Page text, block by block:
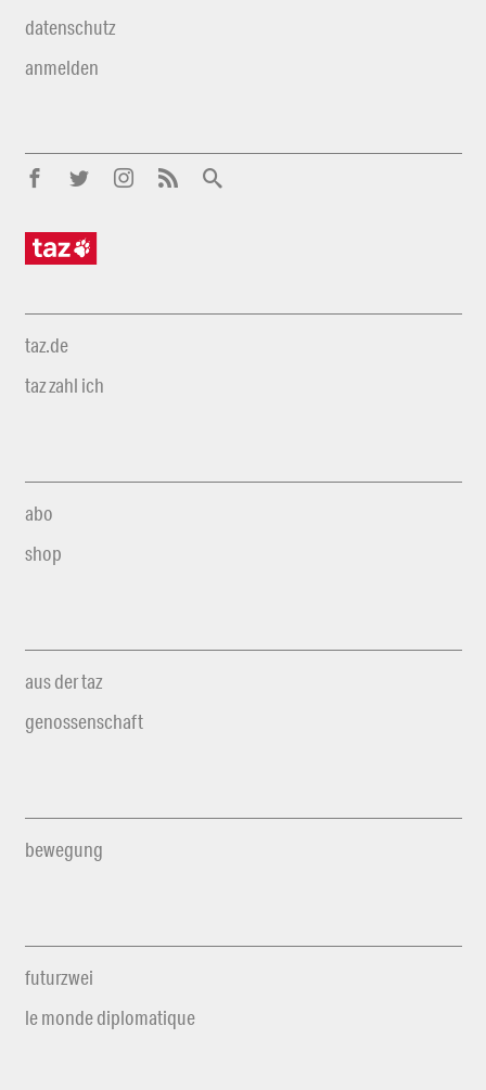
datenschutz
anmelden
taz.de
taz zahl ich
abo
shop
aus der taz
genossenschaft
bewegung
futurzwei
le monde diplomatique